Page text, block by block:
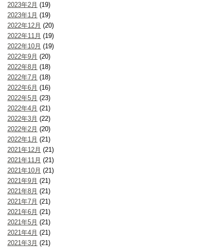
2023年2月 (19)
2023年1月 (19)
2022年12月 (20)
2022年11月 (19)
2022年10月 (19)
2022年9月 (20)
2022年8月 (18)
2022年7月 (18)
2022年6月 (16)
2022年5月 (23)
2022年4月 (21)
2022年3月 (22)
2022年2月 (20)
2022年1月 (21)
2021年12月 (21)
2021年11月 (21)
2021年10月 (21)
2021年9月 (21)
2021年8月 (21)
2021年7月 (21)
2021年6月 (21)
2021年5月 (21)
2021年4月 (21)
2021年3月 (21)